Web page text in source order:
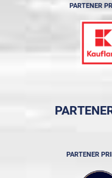
PARTENER
PARTENER